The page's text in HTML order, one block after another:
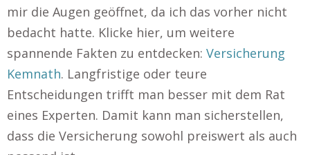
mir die Augen geöffnet, da ich das vorher nicht
bedacht hatte. Klicke hier, um weitere
spannende Fakten zu entdecken: Versicherung
Kemnath. Langfristige oder teure
Entscheidungen trifft man besser mit dem Rat
eines Experten. Damit kann man sicherstellen,
dass die Versicherung sowohl preiswert als auch